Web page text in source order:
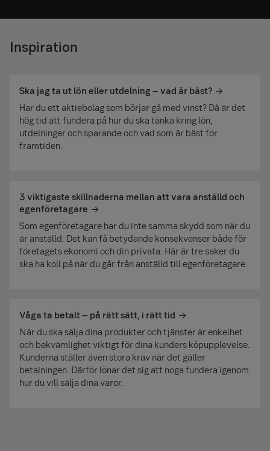
Inspiration
Ska jag ta ut lön eller utdelning – vad är bäst?
Har du ett aktiebolag som börjar gå med vinst? Då är det
hög tid att fundera på hur du ska tänka kring lön,
utdelningar och sparande och vad som är bäst för
framtiden.
3 viktigaste skillnaderna mellan att vara anställd och
egenföretagare
Som egenföretagare har du inte samma skydd som när du
är anställd. Det kan få betydande konsekvenser både för
företagets ekonomi och din privata. Här är tre saker du
ska ha koll på när du går från anställd till egenföretagare.
Våga ta betalt – på rätt sätt, i rätt tid
När du ska sälja dina produkter och tjänster är enkelhet
och bekvämlighet viktigt för dina kunders köpupplevelse.
Kunderna ställer även stora krav när det gäller
betalningen. Därför lönar det sig att noga fundera igenom
hur du vill sälja dina varor.